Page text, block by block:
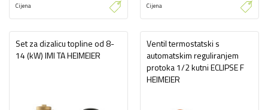
Cijena
Cijena
Set za dizalicu topline od 8-
14 (kW) IMI TA HEIMEIER
Ventil termostatski s
automatskim reguliranjem
protoka 1/2 kutni ECLIPSE F
HEIMEIER